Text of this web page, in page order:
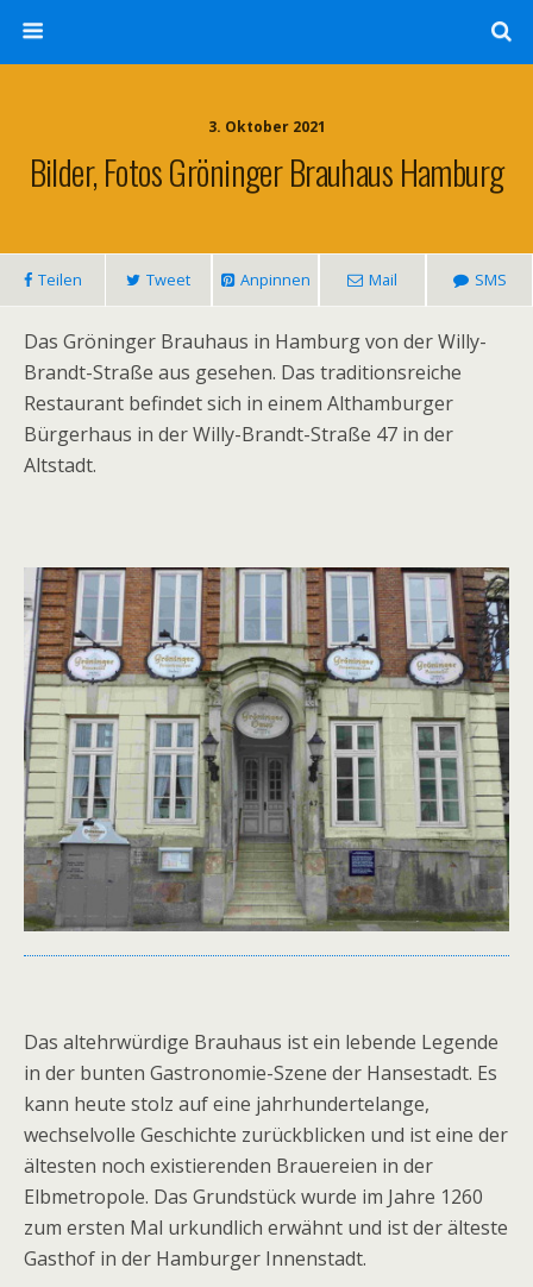
3. Oktober 2021
Bilder, Fotos Gröninger Brauhaus Hamburg
Teilen Tweet Anpinnen Mail SMS
Das Gröninger Brauhaus in Hamburg von der Willy-
Brandt-Straße aus gesehen. Das traditionsreiche
Restaurant befindet sich in einem Althamburger
Bürgerhaus in der Willy-Brandt-Straße 47 in der
Altstadt.
Das altehrwürdige Brauhaus ist ein lebende Legende
in der bunten Gastronomie-Szene der Hansestadt. Es
kann heute stolz auf eine jahrhundertelange,
wechselvolle Geschichte zurückblicken und ist eine der
ältesten noch existierenden Brauereien in der
Elbmetropole. Das Grundstück wurde im Jahre 1260
zum ersten Mal urkundlich erwähnt und ist der älteste
Gasthof in der Hamburger Innenstadt.